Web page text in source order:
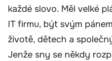
každé slovo. Měl velké
IT firmu, být svým
životě, dětech a
Jenže sny se někdy